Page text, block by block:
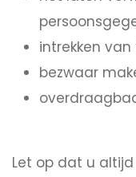
intrekken
bezwaar
Let op dat u